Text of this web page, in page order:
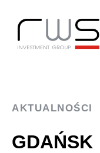
AKTUALNOŚCI
GDAŃSK